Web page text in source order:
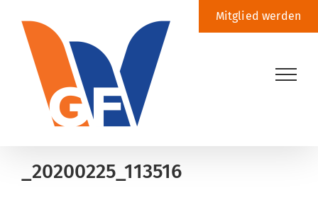
Inhalt
springen
Mitglied werden
_20200225_113516